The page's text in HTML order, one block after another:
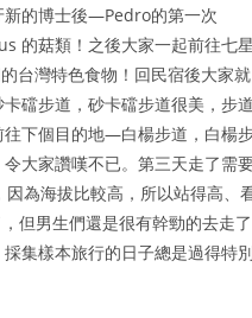
新的博士後—Pedro的第一次
的菇類！之後大家一起前往七星
台灣特色食物！回民宿後大家就
礑步道，砂卡礑步道很美，步道
往下個目的地—白楊步道，白楊
大家讚嘆不已。第三天走了需
為海拔比較高，所以站得高、
但男生們還是很有幹勁的去走了
集樣本旅行的日子總是過得特別